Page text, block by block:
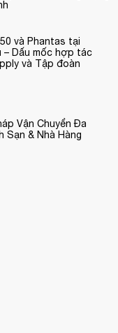
và Phantas tại
– Dấu mốc hợp tác
và Tập đoàn
Vận Chuyển Đa
Sạn & Nhà Hàng